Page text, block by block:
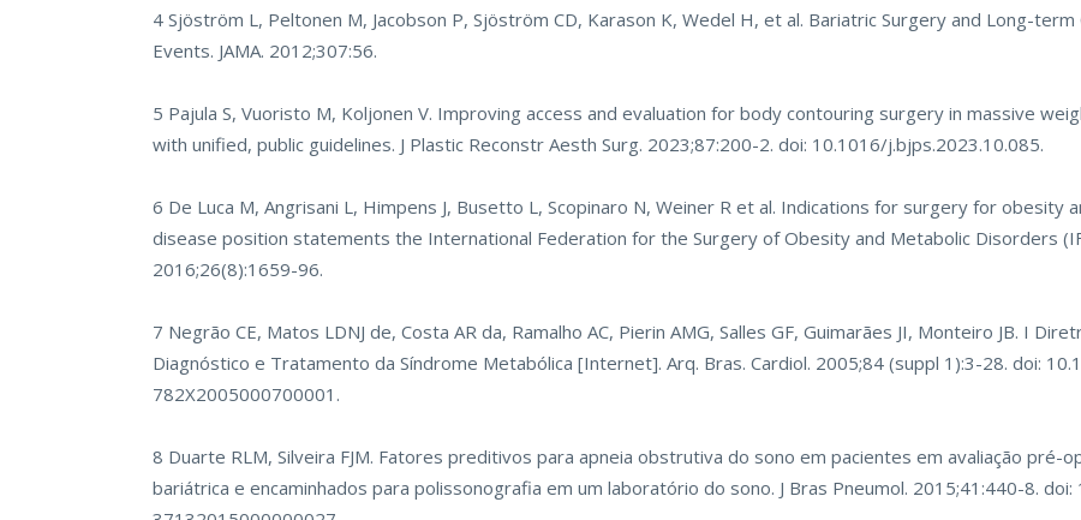
4 Sjöström L, Peltonen M, Jacobson P, Sjöström CD, Karason K, Wedel H, et al. Bariatric Surgery and Long-term
Events. JAMA. 2012;307:56.
5 Pajula S, Vuoristo M, Koljonen V. Improving access and evaluation for body contouring surgery in massive
with unified, public guidelines. J Plastic Reconstr Aesth Surg. 2023;87:200-2. doi: 10.1016/j.bjps.2023.10.085.
6 De Luca M, Angrisani L, Himpens J, Busetto L, Scopinaro N, Weiner R et al. Indications for surgery for obesity
disease position statements the International Federation for the Surgery of Obesity and Metabolic Disorders
2016;26(8):1659-96.
7 Negrão CE, Matos LDNJ de, Costa AR da, Ramalho AC, Pierin AMG, Salles GF, Guimarães JI, Monteiro JB. I
Diagnóstico e Tratamento da Síndrome Metabólica [Internet]. Arq. Bras. Cardiol. 2005;84 (suppl 1):3-28. doi:
782X2005000700001.
8 Duarte RLM, Silveira FJM. Fatores preditivos para apneia obstrutiva do sono em pacientes em avaliação pré-
bariátrica e encaminhados para polissonografia em um laboratório do sono. J Bras Pneumol. 2015;41:440-8.